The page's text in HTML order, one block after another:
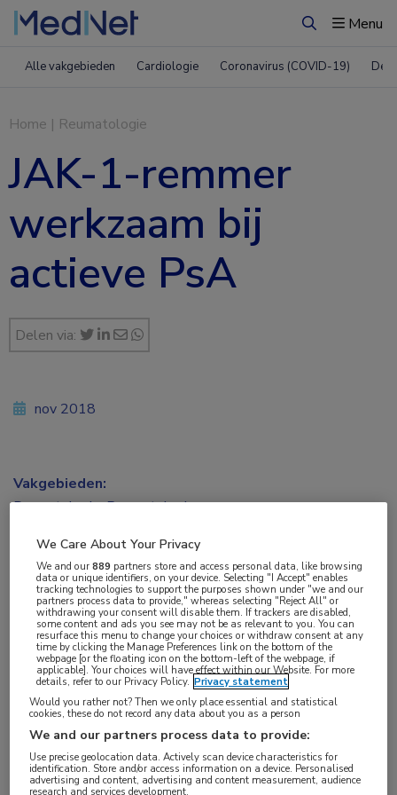
ZoekenMenu
Alle vakgebieden Cardiologie Coronavirus (COVID-19)
Home | Reumatologie
JAK-1-remmer
werkzaam bij
actieve PsA
Delen via:
Het Janus kinase 1 (JAK1)-pathway heeft een
centrale rol in de pathogenese van artritis
psoriatica (PsA). De placebogecontroleerde, fase
II EQUATOR-studie toonde dat de selectieve JAK-
nov 2018
Vakgebieden:
Dermatologie,Reumatologie
Aandachtsgebieden:
Arthritis psoriatica
Tags:
ACR20,filgotinib
We Care About Your Privacy
We and our889 partners store and access personal data, like browsing
data or unique identifiers, on your device. Selecting "I Accept" enables
tracking technologies to support the purposes shown under "we and our
partners process data to provide," whereas selecting "Reject All" or
withdrawing your consent will disable them. If trackers are disabled,
some content and ads you see may not be as relevant to you. You can
resurface this menu to change your choices or withdraw consent at any
time by clicking the Manage Preferences link on the bottom of the
webpage [or the floating icon on the bottom-left of the webpage, if
applicable]. Your choices will have effect within our Website. For more
details, refer to our Privacy Policy. Privacy statement
Would you rather not? Then we only place essential and statistical
cookies, these do not record any data about you as a person
We and our partners process data to provide:
Use precise geolocation data. Actively scan device characteristics for
identification. Store and/or access information on a device. Personalised
advertising and content, advertising and content measurement, audience
research and services development.